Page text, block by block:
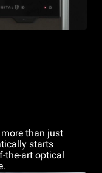
than just
starts
the-art optical